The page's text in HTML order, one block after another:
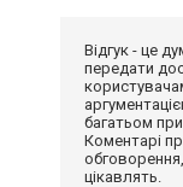
Відгук - це
передати
багатьом
Коментарі
цікавлять.